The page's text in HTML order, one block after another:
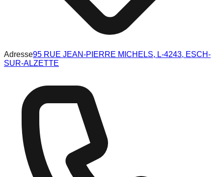
Adresse95 RUE JEAN-PIERRE MICHELS, L-4243, ESCH-
SUR-ALZETTE